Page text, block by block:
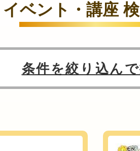
イベント・講座
条件を絞り込ん